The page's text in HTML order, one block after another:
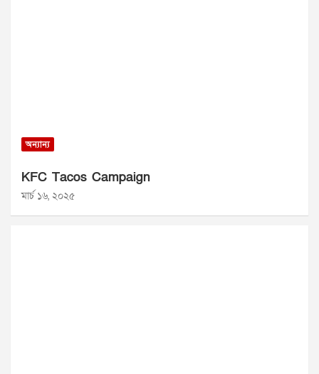
অন্যান্য
KFC Tacos Campaign
মার্চ ১৬, ২০২৫